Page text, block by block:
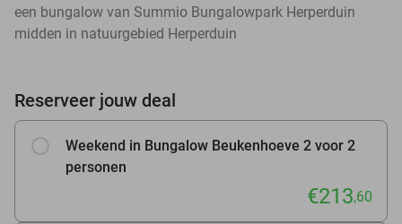
een bungalow van Summio Bungalowpark Herperduin
midden in natuurgebied Herperduin
Reserveer jouw deal
Weekend in Bungalow Beukenhoeve 2 voor 2
personen
€213,60